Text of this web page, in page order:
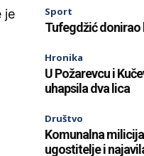
je Sport
Tufegdžić donirao
Hronika
U Požarevcu i
uhapsila dva lica
Društvo
Komunalna
ugostitelje i